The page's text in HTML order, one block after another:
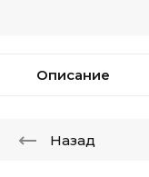
Описание
Назад